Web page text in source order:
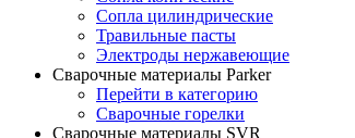
Сопла цилиндрические
Травильные пасты
Электроды нержавеющие
Сварочные материалы Parker
Перейти в категорию
Сварочные горелки
Сварочные материалы SVR